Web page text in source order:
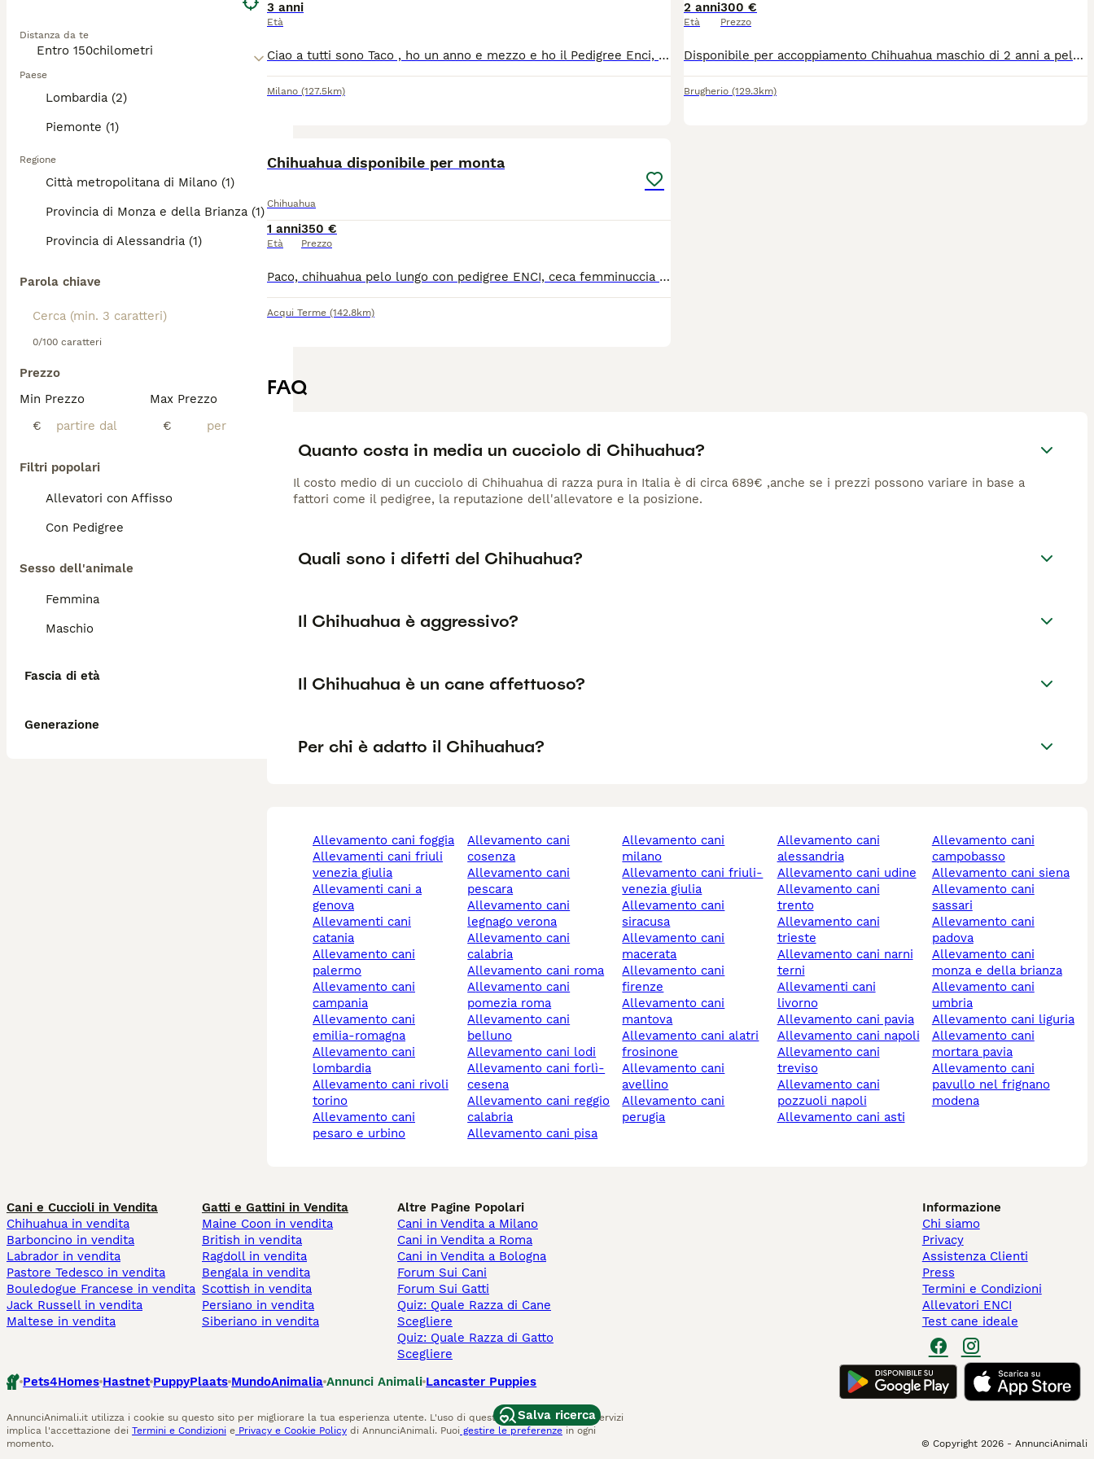
Distanza da te
Paese
Lombardia (2)
Piemonte (1)
Regione
Città metropolitana di Milano (1)
Provincia di Monza e della Brianza (1)
Provincia di Alessandria (1)
Parola chiave
0/100 caratteri
Prezzo
Min Prezzo
€
Max Prezzo
€
Filtri popolari
Allevatori con Affisso
Con Pedigree
Sesso dell'animale
Femmina
Maschio
Fascia di età
Generazione
3 anni
Età
Ciao a tutti sono Taco , ho un anno e mezzo e ho il Pedigree Enci, Sono di colore lilac con occhi chiari e peso solo due kili , cerco una femminuccia per accoppiarmi
Milano (127.5km)
2 anni
Età
300 €
Prezzo
Disponibile per accoppiamento Chihuahua maschio di 2 anni a pelo corto di colore nero con sfumature, peso circa 2 kg. Già padre di diversi cuccioli. Disponibile a recarsi dalla femmina. Si effettuano solo monte con Pedigree.
Brugherio (129.3km)
Chihuahua disponibile per monta
Chihuahua
1 anni
Età
350 €
Prezzo
Paco, chihuahua pelo lungo con pedigree ENCI, ceca femminuccia per accoppiamento. Siamo della provincia di Alessandria
Acqui Terme (142.8km)
FAQ
Quanto costa in media un cucciolo di Chihuahua?
Il costo medio di un cucciolo di Chihuahua di razza pura in Italia è di circa 689€ ,anche se i prezzi possono variare in base a
fattori come il pedigree, la reputazione dell'allevatore e la posizione.
Quali sono i difetti del Chihuahua?
Il Chihuahua è aggressivo?
Il Chihuahua è un cane affettuoso?
Per chi è adatto il Chihuahua?
allevamento cani foggia
allevamenti cani friuli
venezia giulia
allevamenti cani a
genova
allevamenti cani
catania
allevamento cani
palermo
allevamento cani
campania
allevamento cani
emilia-romagna
allevamento cani
lombardia
allevamento cani rivoli
torino
allevamento cani
pesaro e urbino
allevamento cani
cosenza
allevamento cani
pescara
allevamento cani
legnago verona
allevamento cani
calabria
allevamento cani roma
allevamento cani
pomezia roma
allevamento cani
belluno
allevamento cani lodi
allevamento cani forlì-
cesena
allevamento cani reggio
calabria
allevamento cani pisa
allevamento cani
milano
allevamento cani friuli-
venezia giulia
allevamento cani
siracusa
allevamento cani
macerata
allevamento cani
firenze
allevamento cani
mantova
allevamento cani alatri
frosinone
allevamento cani
avellino
allevamento cani
perugia
allevamento cani
alessandria
allevamento cani udine
allevamento cani
trento
allevamento cani
trieste
allevamento cani narni
terni
allevamenti cani
livorno
allevamento cani pavia
allevamento cani napoli
allevamento cani
treviso
allevamento cani
pozzuoli napoli
allevamento cani asti
allevamento cani
campobasso
allevamento cani siena
allevamento cani
sassari
allevamento cani
padova
allevamento cani
monza e della brianza
allevamento cani
umbria
allevamento cani liguria
allevamento cani
mortara pavia
allevamento cani
pavullo nel frignano
modena
Salva ricerca
Cani e Cuccioli in Vendita
Chihuahua in vendita
Barboncino in vendita
Labrador in vendita
Pastore Tedesco in vendita
Bouledogue Francese in vendita
Jack Russell in vendita
Maltese in vendita
Gatti e Gattini in Vendita
Maine Coon in vendita
British in vendita
Ragdoll in vendita
Bengala in vendita
Scottish in vendita
Persiano in vendita
Siberiano in vendita
Altre Pagine Popolari
Cani in Vendita a Milano
Cani in Vendita a Roma
Cani in Vendita a Bologna
Forum Sui Cani
Forum Sui Gatti
Quiz: Quale Razza di Cane
Scegliere
Quiz: Quale Razza di Gatto
Scegliere
Informazione
Chi siamo
Privacy
Assistenza Clienti
Press
Termini e Condizioni
Allevatori ENCI
Test cane ideale
Pets4Homes Hastnet PuppyPlaats MundoAnimalia Annunci Animali Lancaster Puppies
AnnunciAnimali.it utilizza i cookie su questo sito per migliorare la tua esperienza utente. L'uso di questo sito Web e di altri servizi
implica l'accettazione dei Termini e Condizioni e Privacy e Cookie Policy di AnnunciAnimali. Puoi gestire le preferenze in ogni
momento.
© Copyright 2026 - AnnunciAnimali